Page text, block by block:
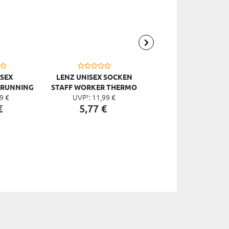
€
LENZ UNISEX SOCKEN
STAFF WORKER THERMO
PRO 2 PACK
UVP¹: 11, 99 €
5,77 €